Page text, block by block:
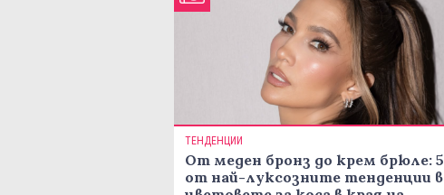
ТЕНДЕНЦИИ
От меден бронз до крем брюле: 5
от най-луксозните тенденции в